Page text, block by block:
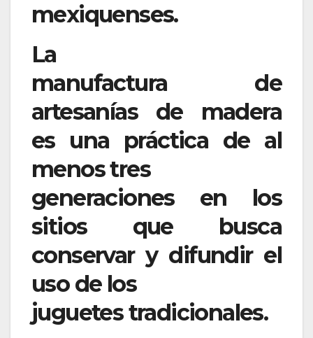
mexiquenses.
La
manufactura de
artesanías de madera
es una práctica de al
menos tres
generaciones en los
sitios que busca
conservar y difundir el
uso de los
juguetes tradicionales.